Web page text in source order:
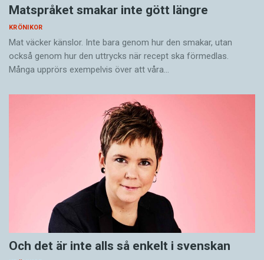
Matspråket smakar inte gött längre
KRÖNIKOR
Mat väcker känslor. Inte bara genom hur den smakar, utan
också genom hur den uttrycks när recept ska förmedlas.
Många upprörs exempelvis över att våra…
Och det är inte alls så enkelt i svenskan